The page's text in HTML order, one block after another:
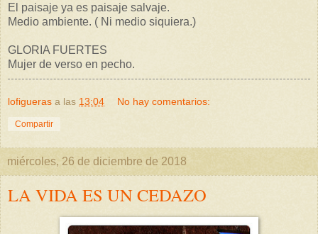
El paisaje ya es paisaje salvaje.
Medio ambiente. ( Ni medio siquiera.)
GLORIA FUERTES
Mujer de verso en pecho.
lofigueras a las 13:04 No hay comentarios:
Compartir
miércoles, 26 de diciembre de 2018
LA VIDA ES UN CEDAZO